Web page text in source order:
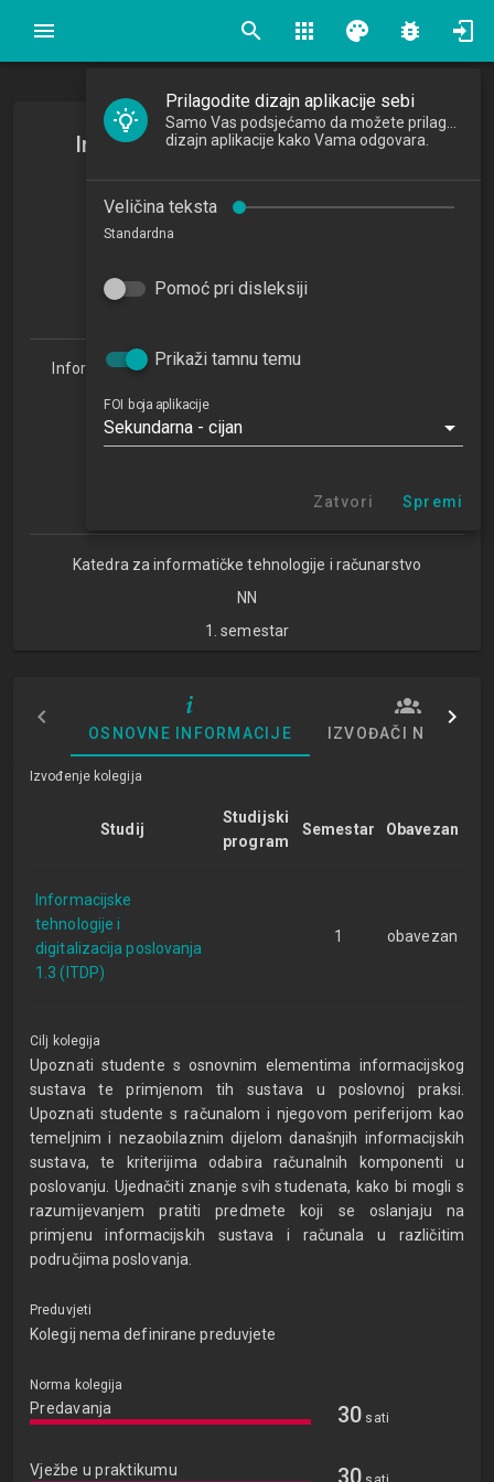
search apps palette bug_report
Informacijski i računalni sustavi u
poslovanju
6
Informacijske tehnologije i digitalizacija poslovanja 1.3
Studijski centar Varaždin (ITDP 1.3)
Studijski centar Križevci
Studijski centar Zagreb
Katedra za informatičke tehnologije i računarstvo
NN
1. semestar
OSNOVNE INFORMACIJE IZVOĐAČI NASTAVE
Izvođenje kolegija
Studij
Studijski
program
Semestar Obavezan
Informacijske
tehnologije i
digitalizacija poslovanja
1.3 (ITDP)
1 obavezan
Cilj kolegija
Upoznati studente s osnovnim elementima informacijskog
sustava te primjenom tih sustava u poslovnoj praksi.
Upoznati studente s računalom i njegovom periferijom kao
temeljnim i nezaobilaznim dijelom današnjih informacijskih
sustava, te kriterijima odabira računalnih komponenti u
poslovanju. Ujednačiti znanje svih studenata, kako bi mogli s
razumijevanjem pratiti predmete koji se oslanjaju na
primjenu informacijskih sustava i računala u različitim
područjima poslovanja.
Preduvjeti
Kolegij nema definirane preduvjete
Norma kolegija
Predavanja 30 sati
Vježbe u praktikumu 30
Prilagodite dizajn aplikacije sebi
dizajn aplikacije kako Vama odgovara.
Veličina teksta
Standardna
Pomoć pri disleksiji
Prikaži tamnu temu
FOI boja aplikacije
Sekundarna - cijan
Zatvori Spremi